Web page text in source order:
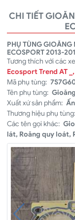
CHI TIẾT
PHỤ TÙNG GIOĂNG
ECOSPORT 2013-
Tương thích với các
Ecosport Trend AT
Mã phụ tùng:
Tên phụ tùng:
Xuất xứ sản phẩm:
Thương hiệu phụ tùng:
Các tên gọi khác:
lát, Roăng quy loát,